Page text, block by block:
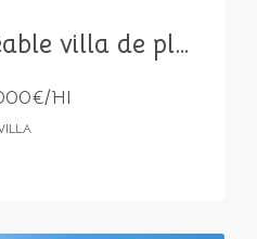
ML 738 -Agréable villa de plain pied où confort et sérénité se rencontrent
HI